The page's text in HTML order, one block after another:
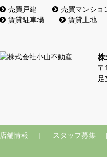
売買戸建 売買マンショ
賃貸駐車場
賃貸土地
株
〒
店舗情報 スタッフ募集